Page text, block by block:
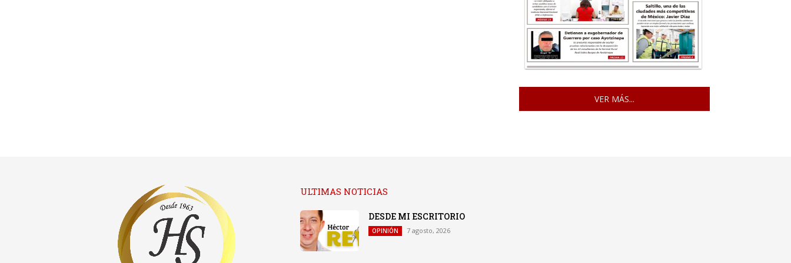
VER MÁS...
ULTIMAS NOTICIAS
DESDE MI ESCRITORIO
OPINIÓN 7 agosto, 2026